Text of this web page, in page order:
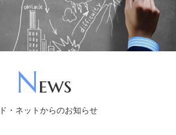
News
・ネットからのお知らせ